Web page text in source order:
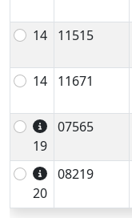
14
11515
14
11671
19
07565
20
08219